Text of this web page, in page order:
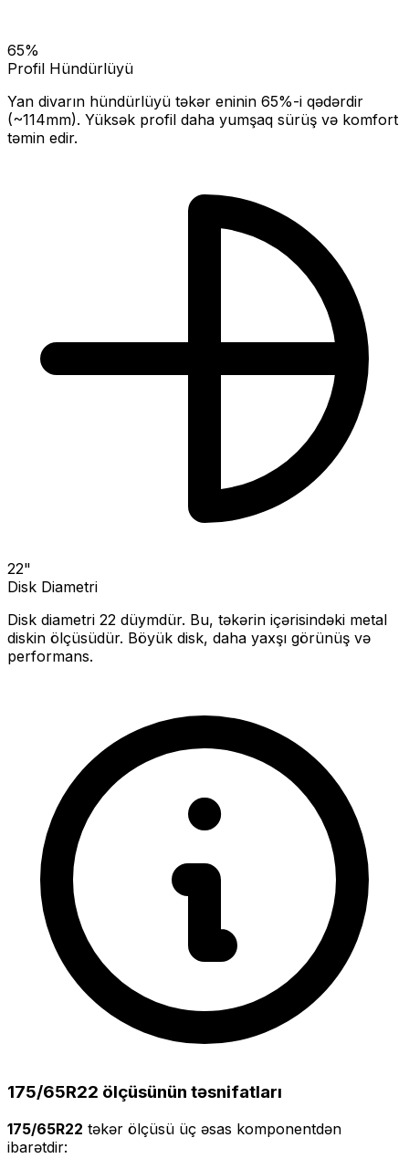
65%
Profil Hündürlüyü
Yan divarın hündürlüyü təkər eninin 65%-i qədərdir
(~114mm). Yüksək profil daha yumşaq sürüş və komfort
təmin edir.
22"
Disk Diametri
Disk diametri 22 düymdür. Bu, təkərin içərisindəki metal
diskin ölçüsüdür. Böyük disk, daha yaxşı görünüş və
performans.
175/65R22 ölçüsünün təsnifatları
175/65R22 təkər ölçüsü üç əsas komponentdən
ibarətdir: